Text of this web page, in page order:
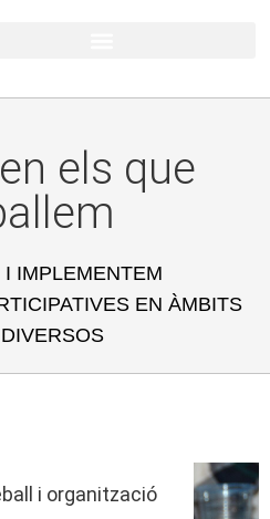
els que
IMPLEMENTEM
EN ÀMBITS
i organització